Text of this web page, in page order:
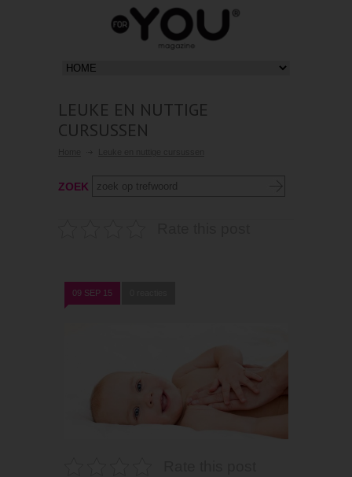
LEUKE EN NUTTIGE
CURSUSSEN
ZOEK
09 SEP 15